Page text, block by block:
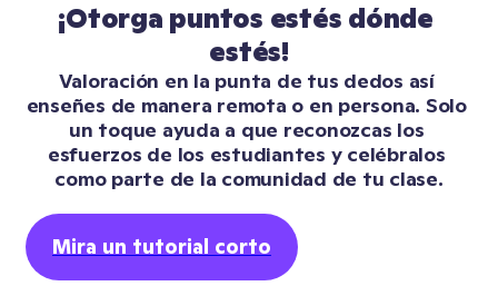
¡Otorga puntos estés dónde
estés!
Valoración en la punta de tus dedos así
enseñes de manera remota o en persona. Solo
un toque ayuda a que reconozcas los
esfuerzos de los estudiantes y celébralos
como parte de la comunidad de tu clase.
Mira un tutorial corto